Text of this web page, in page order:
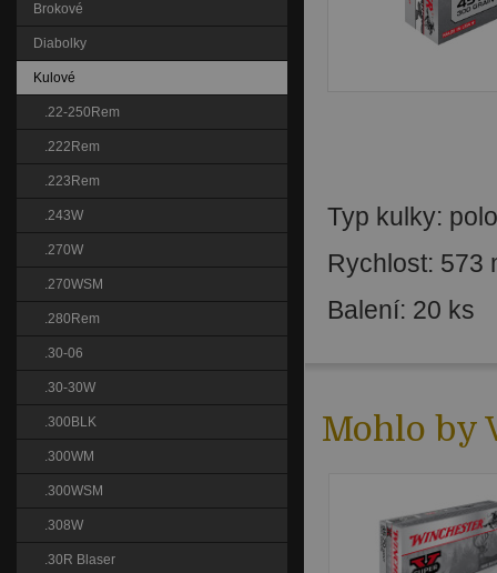
Typ kulky:
Rychlost: 573
Balení: 20 ks
Mohlo by
Brokové
Diabolky
Kulové
.22-250Rem
.222Rem
.223Rem
.243W
.270W
.270WSM
.280Rem
.30-06
.30-30W
.300BLK
.300WM
.300WSM
.308W
.30R Blaser